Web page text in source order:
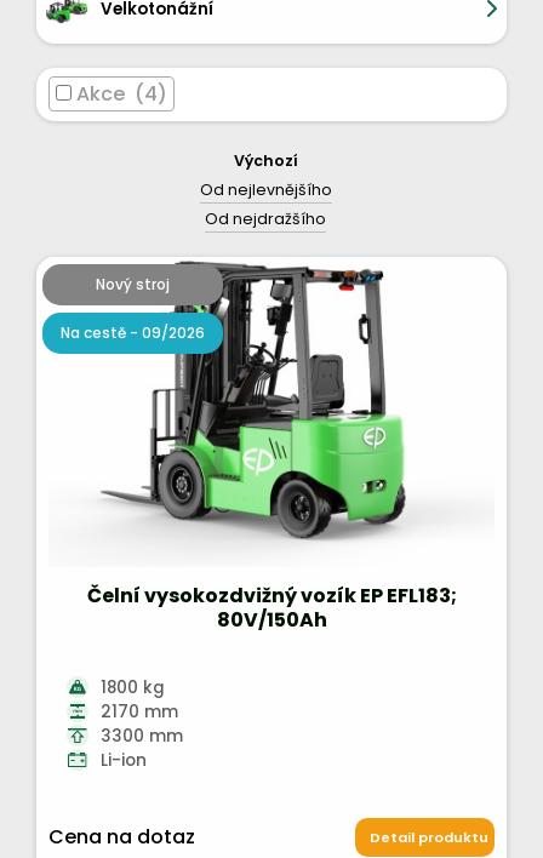
Velkotonážní
Akce (4)
Výchozí
Od nejlevnějšího
Od nejdražšího
Nový stroj
Na cestě - 09/2026
Čelní vysokozdvižný vozík EP EFL183;
80V/150Ah
1800 kg
2170 mm
3300 mm
Li-ion
Cena na dotaz Detail produktu